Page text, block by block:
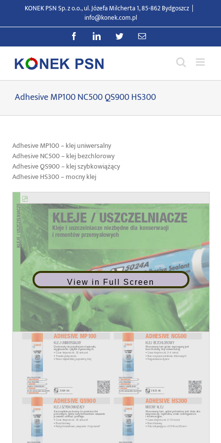
zawartości
KONEK PSN Sp. z o.o., ul. Józefa Milcherta 1, 85-862 Bydgoszcz |
info@konek.com.pl
FacebookLinkedInTwitterE-
Adhesive MP100 NC500 QS900 HS300
Adhesive MP100 – klej uniwersalny
Adhesive NC500 – klej bezchlorowy
Adhesive QS900 – klej szybkowiążący
Adhesive HS300 – mocny klej
View in Full Screen